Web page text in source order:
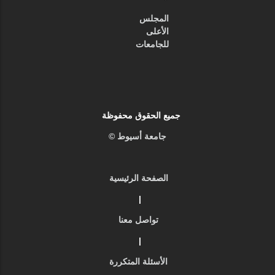
المجلس
الأعلى
للجامعات
جميع الحقوق محفوظة
جامعة أسيوط ©
الصفحة الرئيسية
|
تواصل معنا
|
الأسئلة المتكررة